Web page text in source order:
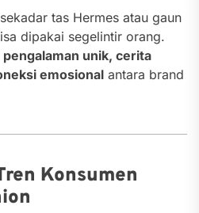
tas Hermes atau gaun
dipakai segelintir orang.
pengalaman unik, cerita
emosionalantara brand
Konsumen